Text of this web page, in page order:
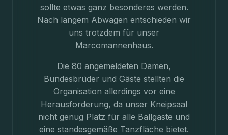
sollte etwas ganz besonderes werden.
Nach langem Abwägen entschieden wir
uns trotzdem für unser
Marcomannenhaus.
Die 80 angemeldeten Damen,
Bundesbrüder und Gäste stellten die
Organisation allerdings vor eine
Herausforderung, da unser Kneipsaal
nicht genug Platz für alle Ballgäste und
eine standesgemäße Tanzfläche bietet.